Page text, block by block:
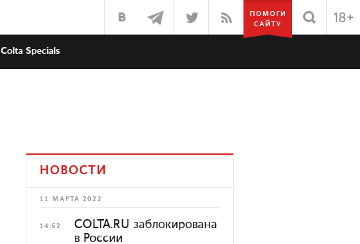
ПОМОГИ
САЙТУ
Colta Specials
НОВОСТИ
11 МАРТА 2022
14:52
COLTA.RU заблокирована
в России